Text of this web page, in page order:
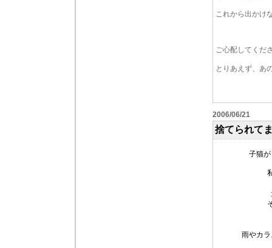
これから出かけ
ご心配してくだ
とりあえず、あ
2006/06/21
捨てられて
子猫
雨やカ